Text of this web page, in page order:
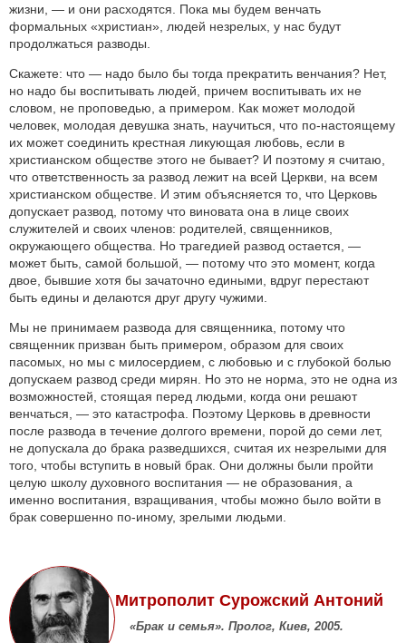
жизни, — и они расходятся. Пока мы будем венчать
формальных «христиан», людей незрелых, у нас будут
продолжаться разводы.
Скажете: что — надо было бы тогда прекратить венчания? Нет,
но надо бы воспитывать людей, причем воспитывать их не
словом, не проповедью, а примером. Как может молодой
человек, молодая девушка знать, научиться, что по-настоящему
их может соединить крестная ликующая любовь, если в
христианском обществе этого не бывает? И поэтому я считаю,
что ответственность за развод лежит на всей Церкви, на всем
христианском обществе. И этим объясняется то, что Церковь
допускает развод, потому что виновата она в лице своих
служителей и своих членов: родителей, священников,
окружающего общества. Но трагедией развод остается, —
может быть, самой большой, — потому что это момент, когда
двое, бывшие хотя бы зачаточно едиными, вдруг перестают
быть едины и делаются друг другу чужими.
Мы не принимаем развода для священника, потому что
священник призван быть примером, образом для своих
пасомых, но мы с милосердием, с любовью и с глубокой болью
допускаем развод среди мирян. Но это не норма, это не одна из
возможностей, стоящая перед людьми, когда они решают
венчаться, — это катастрофа. Поэтому Церковь в древности
после развода в течение долгого времени, порой до семи лет,
не допускала до брака разведшихся, считая их незрелыми для
того, чтобы вступить в новый брак. Они должны были пройти
целую школу духовного воспитания — не образования, а
именно воспитания, взращивания, чтобы можно было войти в
брак совершенно по-иному, зрелыми людьми.
Митрополит Сурожский Антоний
«Брак и семья». Пролог, Киев, 2005.